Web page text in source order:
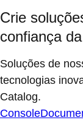
Crie
confiança
Soluções de
tecnologias
Catalog.
Console